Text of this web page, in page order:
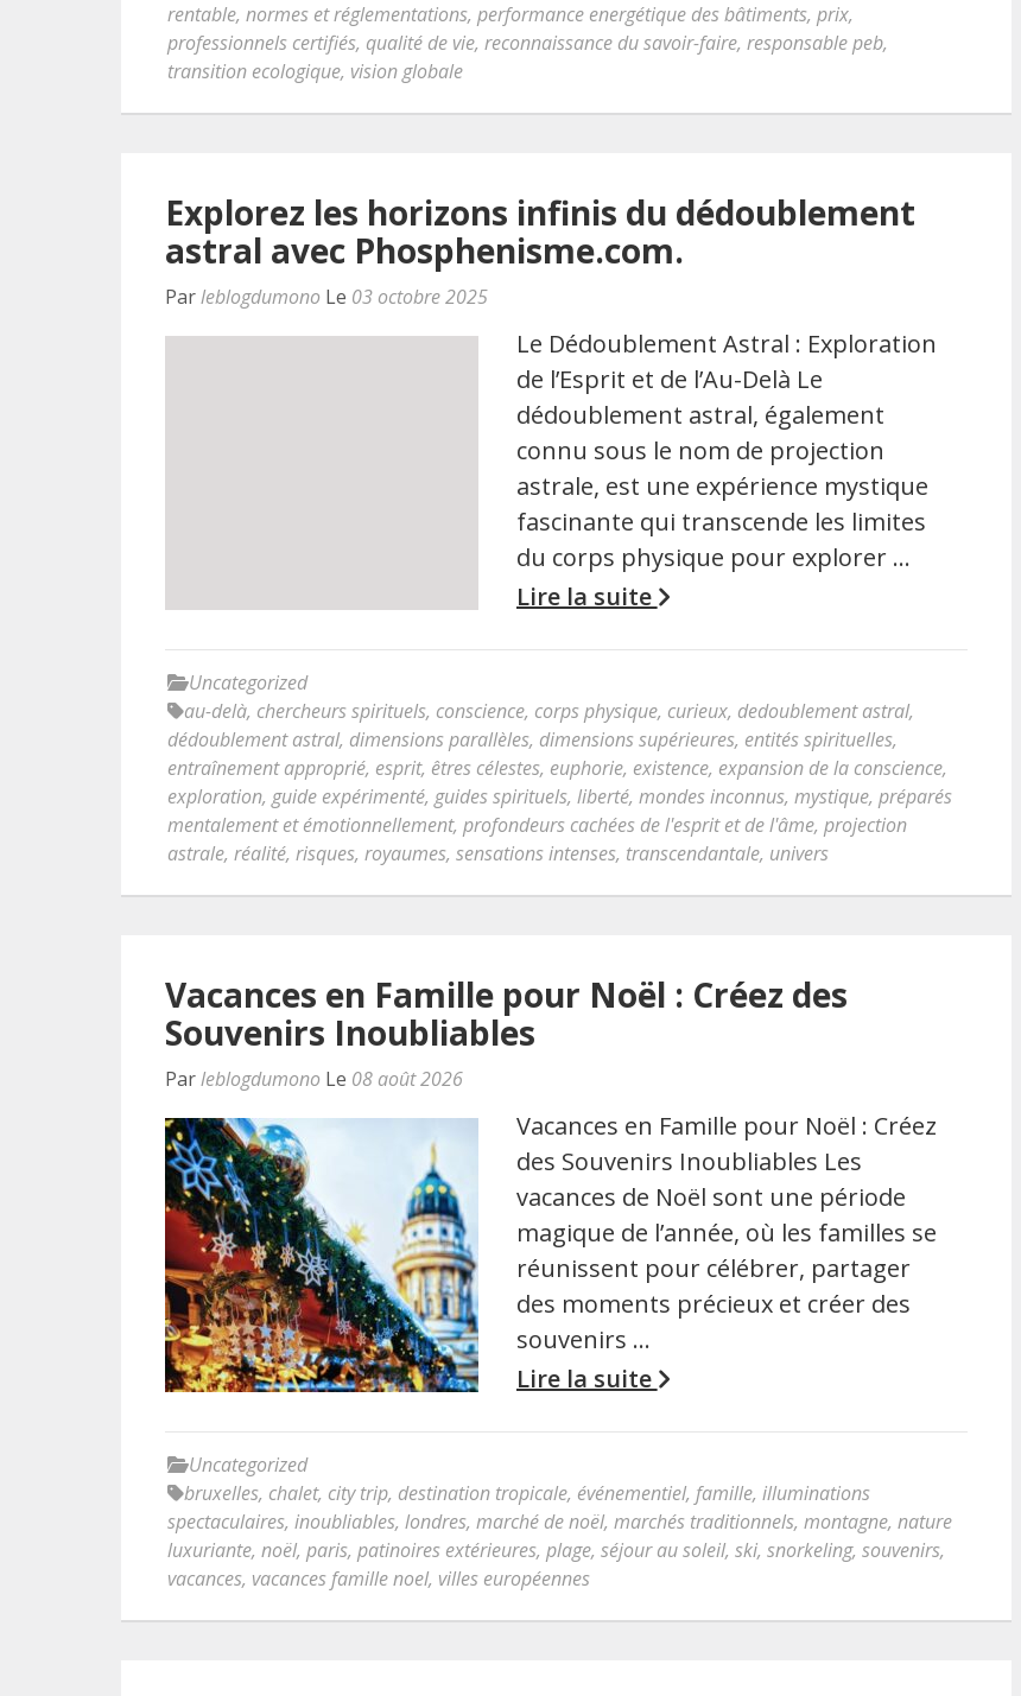
rentable, normes et réglementations, performance energétique des bâtiments, prix,
professionnels certifiés, qualité de vie, reconnaissance du savoir-faire, responsable peb,
transition ecologique, vision globale
Explorez les horizons infinis du dédoublement
astral avec Phosphenisme.com.
Parleblogdumono Le 03 octobre 2025
Le Dédoublement Astral : Exploration
de l’Esprit et de l’Au-Delà Le
dédoublement astral, également
connu sous le nom de projection
astrale, est une expérience mystique
fascinante qui transcende les limites
du corps physique pour explorer …
Lire la suite
Uncategorized
au-delà, chercheurs spirituels, conscience, corps physique, curieux, dedoublement astral,
dédoublement astral, dimensions parallèles, dimensions supérieures, entités spirituelles,
entraînement approprié, esprit, êtres célestes, euphorie, existence, expansion de la conscience,
exploration, guide expérimenté, guides spirituels, liberté, mondes inconnus, mystique, préparés
mentalement et émotionnellement, profondeurs cachées de l'esprit et de l'âme, projection
astrale, réalité, risques, royaumes, sensations intenses, transcendantale, univers
Vacances en Famille pour Noël : Créez des
Souvenirs Inoubliables
Parleblogdumono Le 08 août 2026
Vacances en Famille pour Noël : Créez
des Souvenirs Inoubliables Les
vacances de Noël sont une période
magique de l’année, où les familles se
réunissent pour célébrer, partager
des moments précieux et créer des
souvenirs …
Lire la suite
Uncategorized
bruxelles, chalet, city trip, destination tropicale, événementiel, famille, illuminations
spectaculaires, inoubliables, londres, marché de noël, marchés traditionnels, montagne, nature
luxuriante, noël, paris, patinoires extérieures, plage, séjour au soleil, ski, snorkeling, souvenirs,
vacances, vacances famille noel, villes européennes